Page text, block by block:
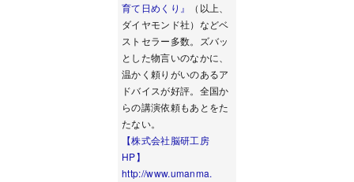
育て日めくり』
（以上、
ダイヤモンド社）などベ
ストセラー多数。ズバッ
とした物言いのなかに、
温かく頼りがいのあるア
ドバイスが好評。全国か
らの講演依頼もあとをた
たない。
【株式会社脳研工房
HP】
http://www.umanma.